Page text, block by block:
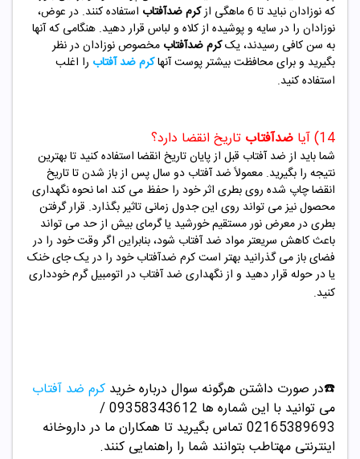
که نوزادان نباید تا 6 ماهگی از
کرم ضدآفتاب استفاده کنند. در عوض،
نوزادان را در سایه و پوشیده از کلاه و لباس قرار دهید. هنگامی که آنها
به سن کافی رسیدند، یککرم ضدآفتاب مخصوص نوزادان در نظر
بگیرید و برای محافظت بیشتر پوست آنهاکرم ضد آفتاب را اغلب
استفاده کنید.
14) آیا ضدآفتاب تاریخ انقضا دارد؟
شما باید از ضد آفتاب قبل از پایان تاریخ انقضا استفاده کنید تا بهترین
نتیجه را بگیرید. معمولاً ضد آفتاب دو سال پس از باز شدن تا تاریخ
انقضا چاپ شده روی بطری اثر خود را حفظ می کند اما نحوه نگهداری
محصول نیز می تواند روی این جدول زمانی تاثیر بگذارد. قرار گرفتن
بطری در معرض نور مستقیم خورشید یا گرمای بیش از حد می تواند
باعث کاهش سریعتر مواد ضد آفتاب شود، بنابراین اگر وقت خود را در
فضای باز می گذرانید بهتر است کرم ضدآفتاب خود را در یک جای خنک
یا در حوله قرار دهید و از نگهداری ضد آفتاب در اتومبیل گرم خودداری
کنید.
☎️در صورت داشتن هرگونه سوال درباره خرید کرم ضد آفتاب
می توانید با این شماره ها 09358343612 /
02165389693تماس بگیرید تا همکاران ما در داروخانه
اینترنتی مهتاطب بتوانند شما را راهنمایی کنند.